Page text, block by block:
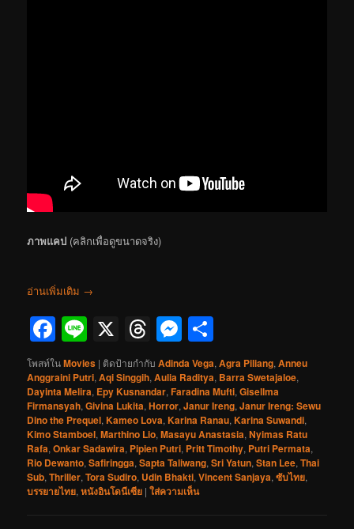
ภาพแคป (คลิกเพื่อดูขนาดจริง)
อ่านเพิ่มเติม →
Facebook
Line
X Threads
Messenger
โพสท์ในMovies | ติดป้ายกำกับ Adinda Vega,Agra Piliang,Anneu
Anggraini Putri,Aqi Singgih,Aulia Raditya, Barra Swetajaloe,
Dayinta Melira, Epy Kusnandar,Faradina Mufti,Gisellma
Firmansyah,Givina Lukita,Horror,Janur Ireng,Janur Ireng: Sewu
Dino the Prequel,Kameo Lova,Karina Ranau,Karina Suwandi,
Kimo Stamboel,Marthino Lio,Masayu Anastasia,Nyimas Ratu
Rafa,Onkar Sadawira, Pipien Putri, Pritt Timothy, Putri Permata,
Rio Dewanto,Safiringga,Sapta Taliwang,Sri Yatun,Stan Lee,Thai
Sub,Thriller,Tora Sudiro, Udin Bhakti,Vincent Sanjaya,ซับไทย,
บรรยายไทย,หนังอินโดนีเซีย |ใส่ความเห็น